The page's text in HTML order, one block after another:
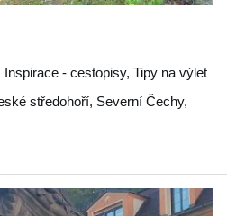
- cestopisy, Tipy na výlet
středohoří, Severní Čechy,